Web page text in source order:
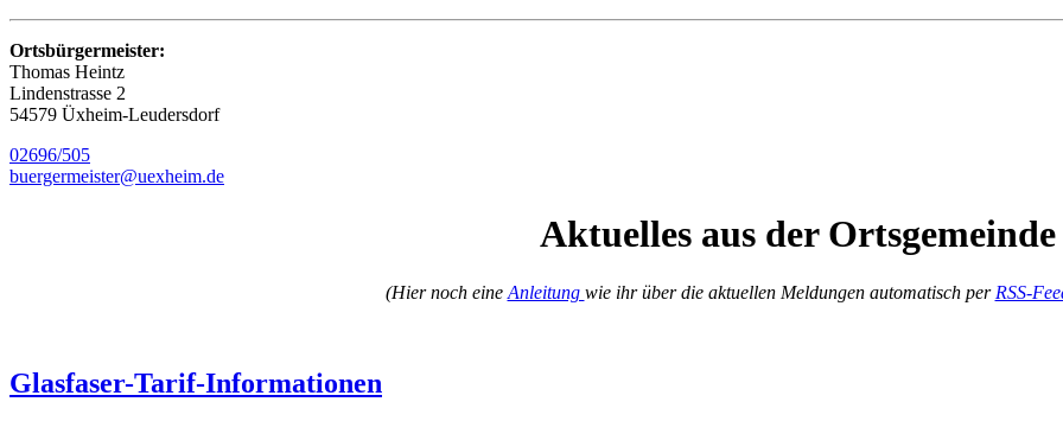
Ortsbürgermeister:
Thomas Heintz
Lindenstrasse 2
54579 Üxheim-Leudersdorf
02696/505
buergermeister@uexheim.de
Aktuelles aus der Ortsgemeinde
(Hier noch eine Anleitung wie ihr über die aktuellen Meldungen automatisch per RSS-
Glasfaser-Tarif-Informationen